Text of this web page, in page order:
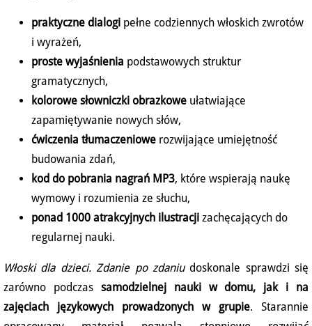
praktyczne dialogi pełne codziennych włoskich zwrotów
i wyrażeń,
proste wyjaśnienia podstawowych struktur
gramatycznych,
kolorowe słowniczki obrazkowe ułatwiające
zapamiętywanie nowych słów,
ćwiczenia tłumaczeniowe rozwijające umiejętność
budowania zdań,
kod do pobrania nagrań MP3, które wspierają naukę
wymowy i rozumienia ze słuchu,
ponad 1000 atrakcyjnych ilustracji zachęcających do
regularnej nauki.
Włoski dla dzieci. Zdanie po zdaniudoskonale sprawdzi się
zarówno podczas samodzielnej nauki w domu, jak i na
zajęciach językowych prowadzonych w grupie. Starannie